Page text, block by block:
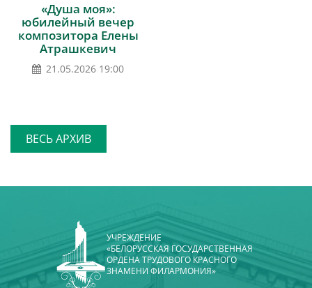
«Душа моя»:
юбилейный вечер
композитора Елены
Атрашкевич
21.05.2026 19:00
ВЕСЬ АРХИВ
УЧРЕЖДЕНИЕ
«БЕЛОРУССКАЯ ГОСУДАРСТВЕННАЯ
ОРДЕНА ТРУДОВОГО КРАСНОГО
ЗНАМЕНИ ФИЛАРМОНИЯ»